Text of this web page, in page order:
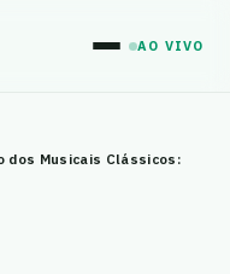
AO VIVO
dos Musicais Clássicos: